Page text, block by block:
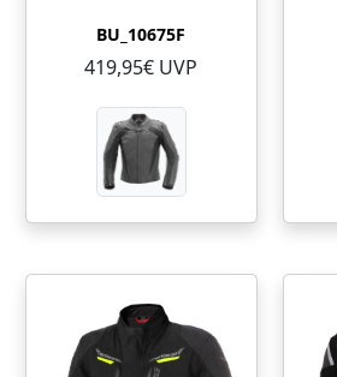
BU_10675F
419,95€ UVP